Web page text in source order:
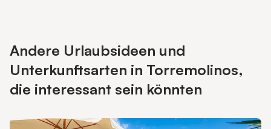
Andere Urlaubsideen und
Unterkunftsarten in Torremolinos,
die interessant sein könnten